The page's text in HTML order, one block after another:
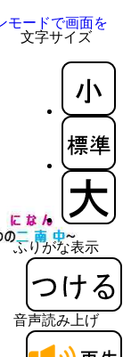
文字サイズ
ふりがな表示
音声読み上げ
モードで画面を